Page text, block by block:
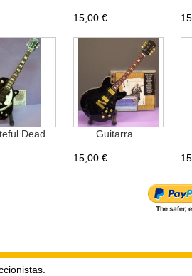
15,00 €
Dead Guitarra...
15,00 €